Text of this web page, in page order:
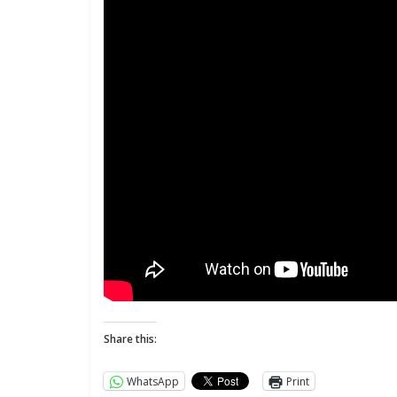
Share this:
WhatsApp Print